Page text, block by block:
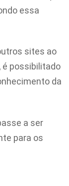
essa
sites ao
é possibilitado
da
a ser
para os